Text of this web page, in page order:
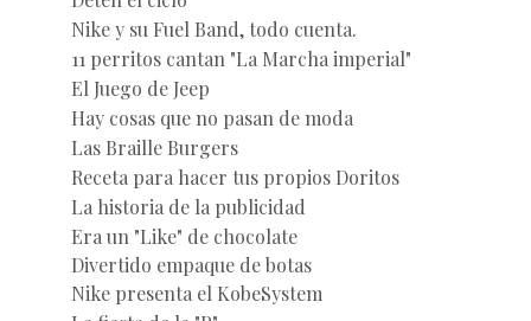
Nike y su Fuel Band, todo cuenta.
11 perritos cantan "La Marcha imperial"
El Juego de Jeep
Hay cosas que no pasan de moda
Las Braille Burgers
Receta para hacer tus propios Doritos
La historia de la publicidad
Era un "Like" de chocolate
Divertido empaque de botas
Nike presenta el KobeSystem